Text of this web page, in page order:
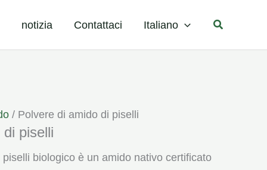
notizia Contattaci Italiano Cerca
/ Polvere di amido di piselli
piselli
biologico è un amido nativo certificato